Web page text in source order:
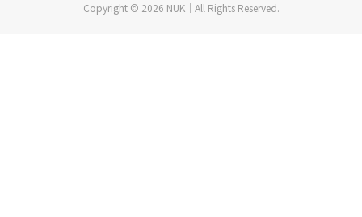
Copyright © 2026 NUK｜All Rights Reserved.